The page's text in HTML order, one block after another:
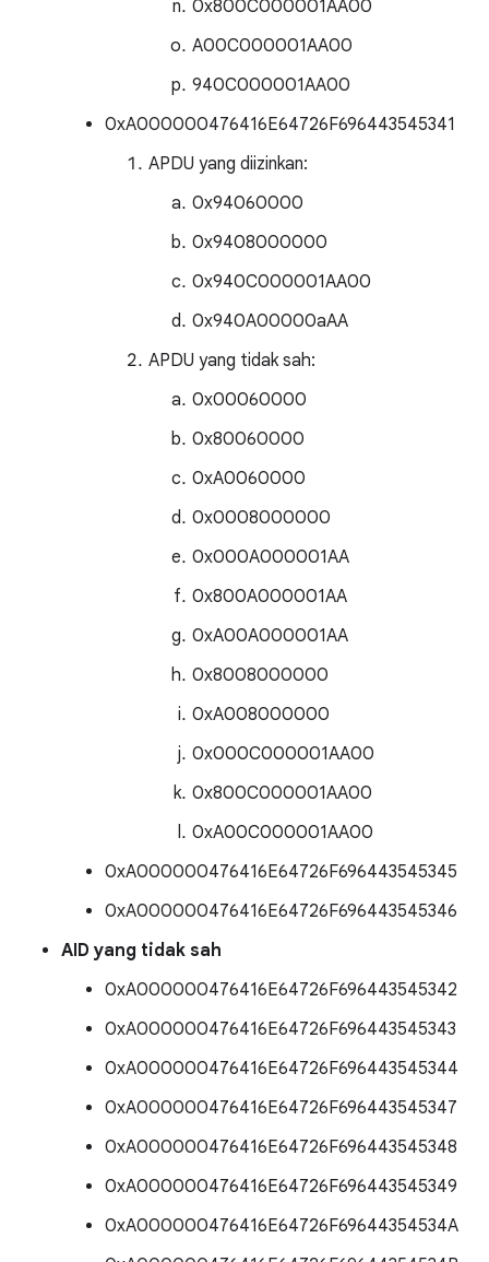
0x800C000001AA00
A00C000001AA00
940C000001AA00
0xA000000476416E64726F696443545341
APDU yang diizinkan:
0x94060000
0x9408000000
0x940C000001AA00
0x940A00000aAA
APDU yang tidak sah:
0x00060000
0x80060000
0xA0060000
0x0008000000
0x000A000001AA
0x800A000001AA
0xA00A000001AA
0x8008000000
0xA008000000
0x000C000001AA00
0x800C000001AA00
0xA00C000001AA00
0xA000000476416E64726F696443545345
0xA000000476416E64726F696443545346
AID yang tidak sah
0xA000000476416E64726F696443545342
0xA000000476416E64726F696443545343
0xA000000476416E64726F696443545344
0xA000000476416E64726F696443545347
0xA000000476416E64726F696443545348
0xA000000476416E64726F696443545349
0xA000000476416E64726F69644354534A